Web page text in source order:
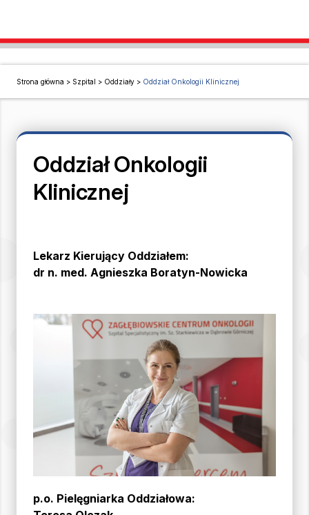
Strona główna > Szpital > Oddziały > Oddział Onkologii Klinicznej
Oddział Onkologii
Klinicznej
Lekarz Kierujący Oddziałem:
dr n. med. Agnieszka Boratyn-Nowicka
p.o. Pielęgniarka Oddziałowa: